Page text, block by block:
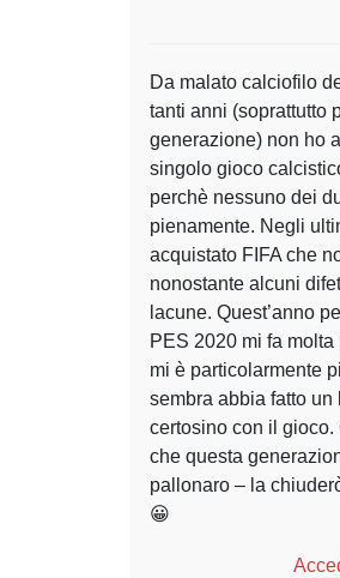
Da malato calciofilo
tanti anni (soprattutto
generazione) non ho
singolo gioco
perchè nessuno dei
pienamente. Negli
acquistato FIFA che
nonostante alcuni
lacune. Quest’anno
PES 2020 mi fa
mi è particolarmente
sembra abbia fatto un
certosino con il gioco.
che questa
pallonaro – la
😀